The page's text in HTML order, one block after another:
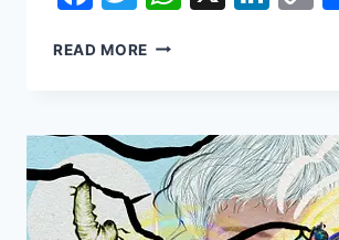
READ MORE MAGIC
AND
ADULTS
LEARN
TO
SWIM.